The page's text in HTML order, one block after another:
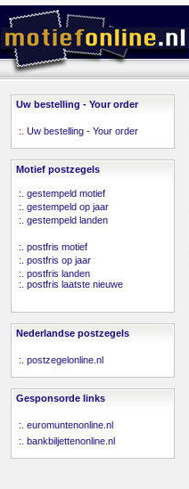
Uw bestelling - Your order
:. Uw bestelling - Your order
Motief postzegels
:. gestempeld motief
:. gestempeld op jaar
:. gestempeld landen
:. postfris motief
:. postfris op jaar
:. postfris landen
:. postfris laatste nieuwe
Nederlandse postzegels
:. postzegelonline.nl
Gesponsorde links
:. euromuntenonline.nl
:. bankbiljettenonline.nl